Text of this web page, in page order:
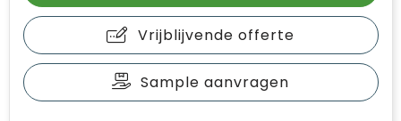
Vrijblijvende offerte
Sample aanvragen